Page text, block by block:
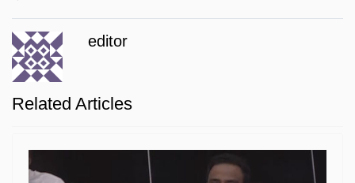
editor
Related Articles